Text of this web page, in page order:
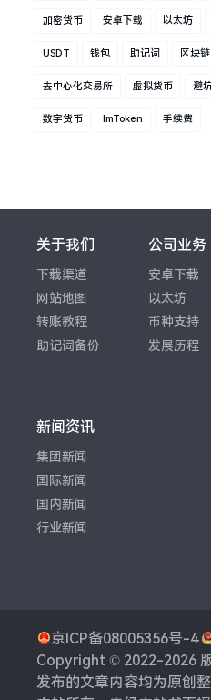
加密货币 安卓下载 以太坊
USDT 钱包 助记词 区块链
去中心化交易所 虚拟货币 避
数字货币 ImToken 手续费
关于我们
下载渠道
网站地图
转账教程
助记词备份
公司业务
安卓下载
以太坊
币种支持
发展历程
新闻资讯
集团新闻
国际新闻
国内新闻
行业新闻
京ICP备08005356号-4
Copyright © 2022-2026
发布的文章内容均为原创